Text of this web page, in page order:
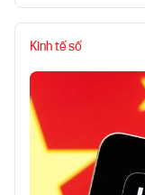
Kinh tế số